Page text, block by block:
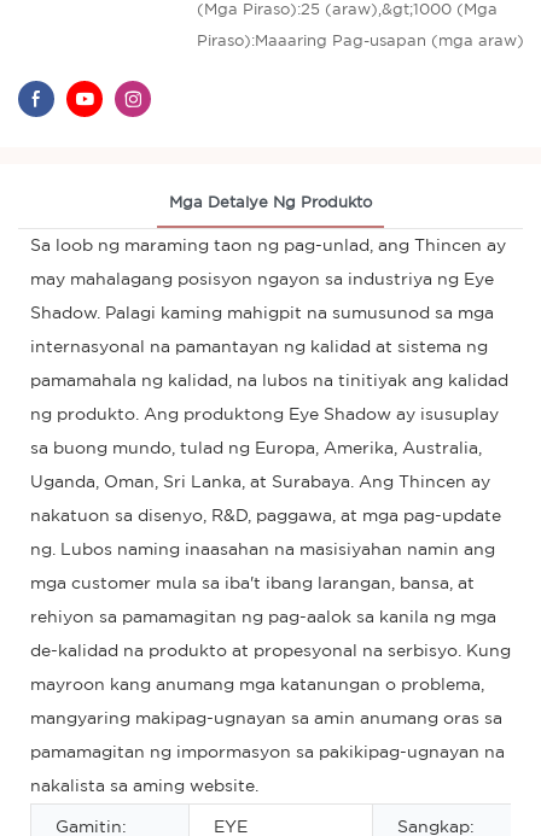
(Mga Piraso):25 (araw),&gt;1000 (Mga
Piraso):Maaaring Pag-usapan (mga araw)
Mga Detalye Ng Produkto
Sa loob ng maraming taon ng pag-unlad, ang Thincen ay
may mahalagang posisyon ngayon sa industriya ng Eye
Shadow. Palagi kaming mahigpit na sumusunod sa mga
internasyonal na pamantayan ng kalidad at sistema ng
pamamahala ng kalidad, na lubos na tinitiyak ang kalidad
ng produkto. Ang produktong Eye Shadow ay isusuplay
sa buong mundo, tulad ng Europa, Amerika, Australia,
Uganda, Oman, Sri Lanka, at Surabaya. Ang Thincen ay
nakatuon sa disenyo, R&D, paggawa, at mga pag-update
ng. Lubos naming inaasahan na masisiyahan namin ang
mga customer mula sa iba't ibang larangan, bansa, at
rehiyon sa pamamagitan ng pag-aalok sa kanila ng mga
de-kalidad na produkto at propesyonal na serbisyo. Kung
mayroon kang anumang mga katanungan o problema,
mangyaring makipag-ugnayan sa amin anumang oras sa
pamamagitan ng impormasyon sa pakikipag-ugnayan na
nakalista sa aming website.
Gamitin: EYE Sangkap: